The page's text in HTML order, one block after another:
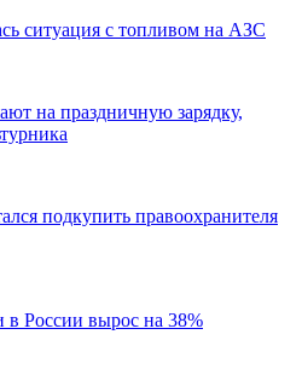
ситуация с топливом на АЗС
на праздничную зарядку,
подкупить правоохранителя
России вырос на 38%